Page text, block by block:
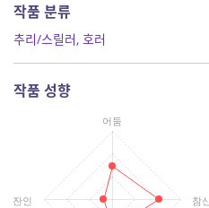
작품 분류
추리/스릴러, 호러
작품 성향
어둠
참신
잔인